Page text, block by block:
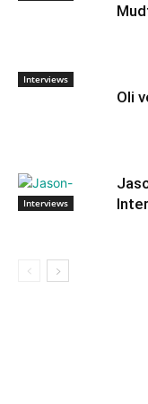
Interviews
Oli
Interviews